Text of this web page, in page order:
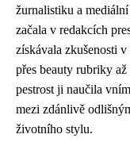
žurnalistiku a
začala v redakcích
získávala zkušenosti
přes beauty rubriky
pestrost ji naučila
mezi zdánlivě
životního stylu.